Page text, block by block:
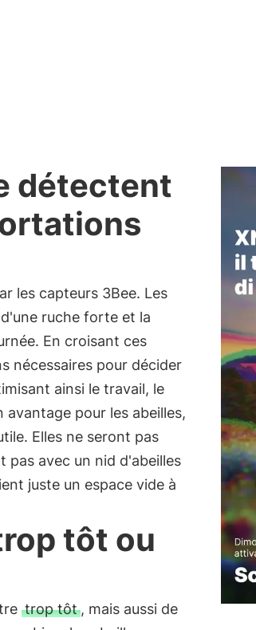
détectent
les capteurs 3Bee. Les
ruche forte et la
En croisant ces
nécessaires pour décider
ainsi le travail, le
pour les abeilles,
Elles ne seront pas
avec un nid d'abeilles
juste un espace vide à
tôt ou
trop tôt, mais aussi de